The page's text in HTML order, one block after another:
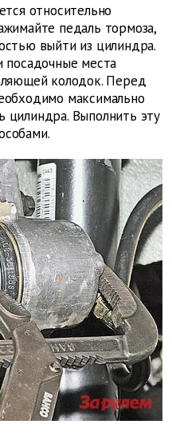
относительно
педаль тормоза,
выйти из цилиндра.
посадочные места
колодок. Перед
максимально
цилиндра. Выполнить эту